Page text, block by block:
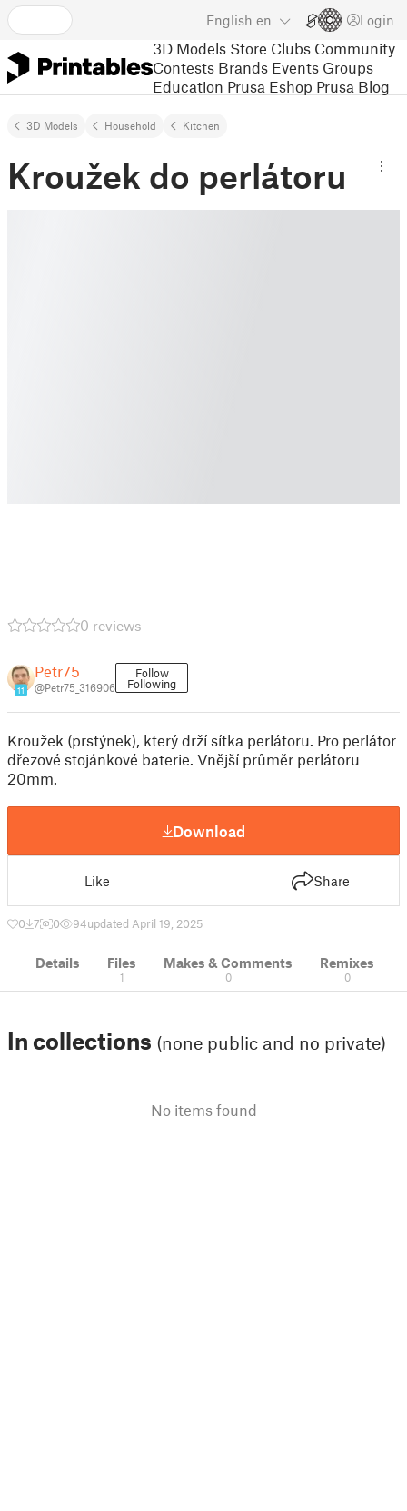
English en Login
3D Models Store Clubs Community
Contests Brands Events Groups
Education Prusa Eshop Prusa Blog
3D Models Household Kitchen
Kroužek do perlátoru
0 reviews
11
Petr75
@Petr75_316906
Follow
Following
Kroužek (prstýnek), který drží sítka perlátoru. Pro perlátor
dřezové stojánkové baterie. Vnější průměr perlátoru
20mm.
Download
Like Share
0 7 0 94updated April 19, 2025
Details Files
1
Makes & Comments
0
Remixes
0
In collections (none public and no private)
No items found